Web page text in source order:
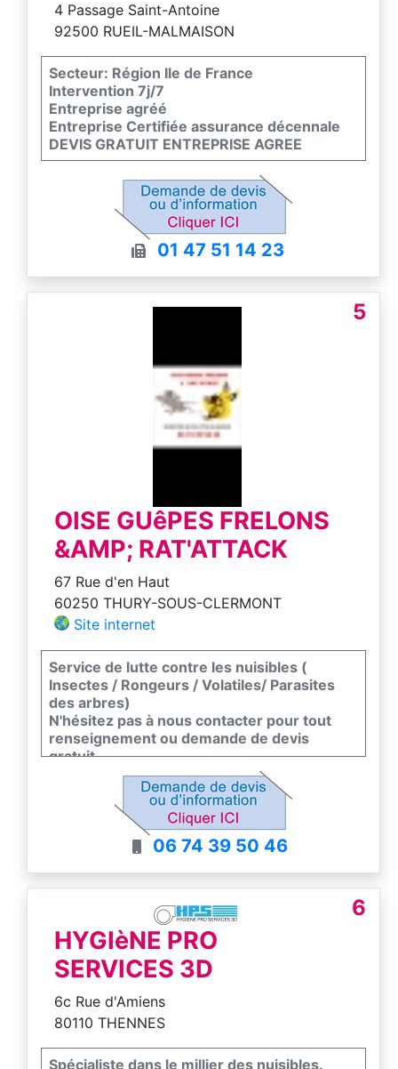
4 Passage Saint-Antoine
92500 RUEIL-MALMAISON
Secteur: Région Ile de France
Intervention 7j/7
Entreprise agréé
Entreprise Certifiée assurance décennale
DEVIS GRATUIT ENTREPRISE AGREE
01 47 51 14 23
5
OISE GUêPES FRELONS
&AMP; RAT'ATTACK
67 Rue d'en Haut
60250 THURY-SOUS-CLERMONT
Site internet
Service de lutte contre les nuisibles (
Insectes / Rongeurs / Volatiles/ Parasites
des arbres)
N'hésitez pas à nous contacter pour tout
renseignement ou demande de devis
gratuit
06 74 39 50 46
6
HYGIèNE PRO
SERVICES 3D
6c Rue d'Amiens
80110 THENNES
Spécialiste dans le millier des nuisibles.